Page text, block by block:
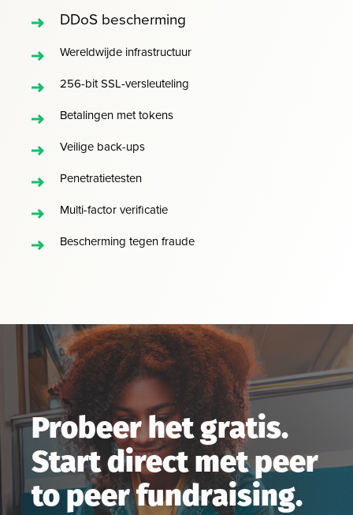
DDoS bescherming
Wereldwijde infrastructuur
256-bit SSL-versleuteling
Betalingen met tokens
Veilige back-ups
Penetratietesten
Multi-factor verificatie
Bescherming tegen fraude
Probeer het gratis.
Start direct met peer
to peer fundraising.